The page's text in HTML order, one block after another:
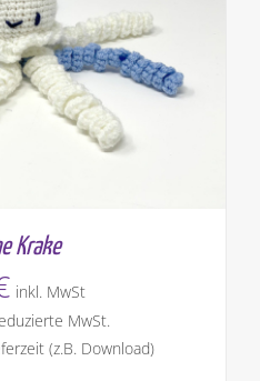
Krake
inkl. MwSt
MwSt.
(z.B. Download)